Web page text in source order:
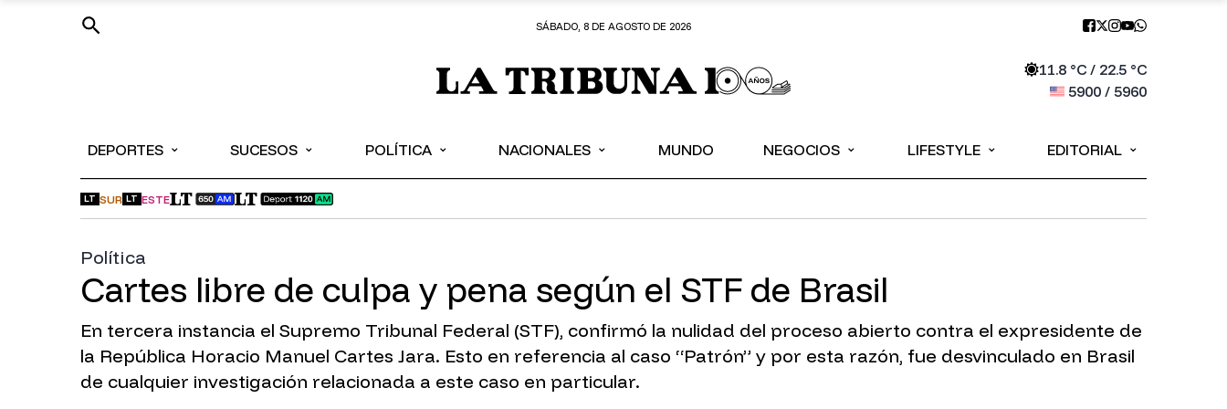
SÁBADO, 8 DE AGOSTO DE 2026
11.8°C / 22.5°C
5900/ 5960
DEPORTES ⌄ SUCESOS ⌄ POLÍTICA ⌄ NACIONALES ⌄ MUNDO NEGOCIOS ⌄ LIFESTYLE ⌄ EDITORIAL ⌄
LT SUR LT ESTE
Política
Cartes libre de culpa y pena según el STF de Brasil
En tercera instancia el Supremo Tribunal Federal (STF), confirmó la nulidad del proceso abierto contra el expresidente de
la República Horacio Manuel Cartes Jara. Esto en referencia al caso “Patrón” y por esta razón, fue desvinculado en Brasil
de cualquier investigación relacionada a este caso en particular.